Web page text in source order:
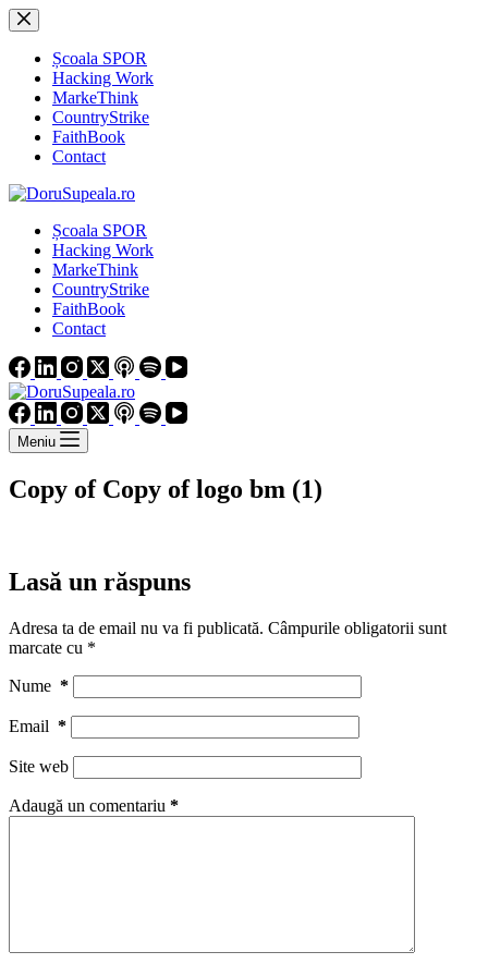
Sari
la
conținutȘcoala SPOR
Hacking Work
MarkeThink
CountryStrike
FaithBook
Contact
Școala SPOR
Hacking Work
MarkeThink
CountryStrike
FaithBook
Contact
Meniu
Copy of Copy of logo bm (1)
Lasă un răspuns
Adresa ta de email nu va fi publicată. Câmpurile obligatorii sunt
marcate cu *
Nume *
Email *
Site web
Adaugă un comentariu *